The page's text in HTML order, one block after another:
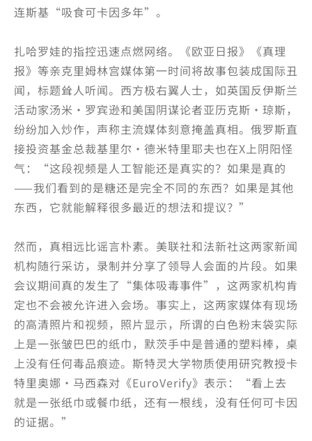
连斯基“吸食可卡因多年”。
扎哈罗娃的指控迅速点燃网络。《欧亚日报》《真理
报》等亲克里姆林宫媒体第一时间将故事包装成国际丑
闻，标题耸人听闻。西方极右翼人士，如英国反伊斯兰
活动家汤米·罗宾逊和美国阴谋论者亚历克斯·琼斯，
纷纷加入炒作，声称主流媒体刻意掩盖真相。俄罗斯直
接投资基金总裁基里尔·德米特里耶夫也在X上阴阳怪
气：“这段视频是人工智能还是真实的？如果是真的
——我们看到的是糖还是完全不同的东西？如果是其他
东西，它就能解释很多最近的想法和提议？”
然而，真相远比谣言朴素。美联社和法新社这两家新闻
机构随行采访，录制并分享了领导人会面的片段。如果
会议期间真的发生了“集体吸毒事件”，这两家机构肯
定也不会被允许进入会场。事实上，这两家媒体有现场
的高清照片和视频，照片显示，所谓的白色粉末袋实际
上是一张皱巴巴的纸巾，默茨手中是普通的塑料棒，桌
上没有任何毒品痕迹。斯特灵大学物质使用研究教授卡
特里奥娜·马西森对《EuroVerify》表示：“看上去
就是一张纸巾或餐巾纸，还有一根线，没有任何可卡因
的证据。”